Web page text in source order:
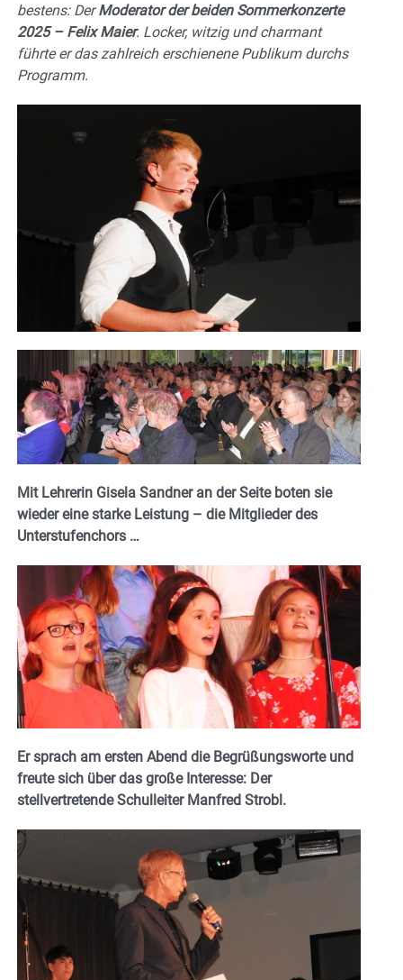
bestens: DerModerator der beiden Sommerkonzerte
2025 – Felix Maier. Locker, witzig und charmant
führte er das zahlreich erschienene Publikum durchs
Programm.
Mit Lehrerin Gisela Sandner an der Seite boten sie
wieder eine starke Leistung – die Mitglieder des
Unterstufenchors …
Er sprach am ersten Abend die Begrüßungsworte und
freute sich über das große Interesse: Der
stellvertretende Schulleiter Manfred Strobl.